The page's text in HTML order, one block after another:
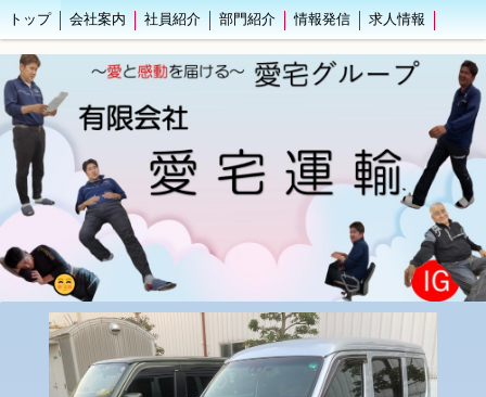
トップ 会社案内 社員紹介 部門紹介 情報発信 求人情報